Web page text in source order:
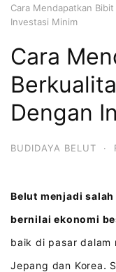
Cara Mendapatkan
Investasi Minim
Cara
Dengan
BUDIDAYA BELUT ·
Belut menjadi
bernilai ekonomi
baik di pasar dalam
Jepang dan Korea.